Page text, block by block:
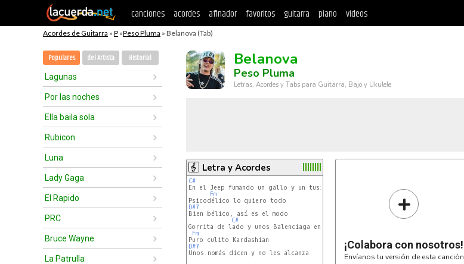
canciones acordes afinador favoritos guitarra piano videos
Acordes de Guitarra » P »Peso Pluma » Belanova (Tab)
Populares del Artista Historial
Lagunas
Por las noches
Ella baila sola
Rubicon
Luna
Lady Gaga
El Rapido
PRC
Bruce Wayne
La Patrulla
Belanova
Peso Pluma
Letras, Acordes y Tabs para Guitarra, Bajo y Ukulele
Letra y Acordes
C#
Fm
D#7
C#
Gorrita de lado y unos Balenciaga en jet particular
Fm
D#7
+
¡Colabora con nosotros!
Envíanos tu versión de esta canción